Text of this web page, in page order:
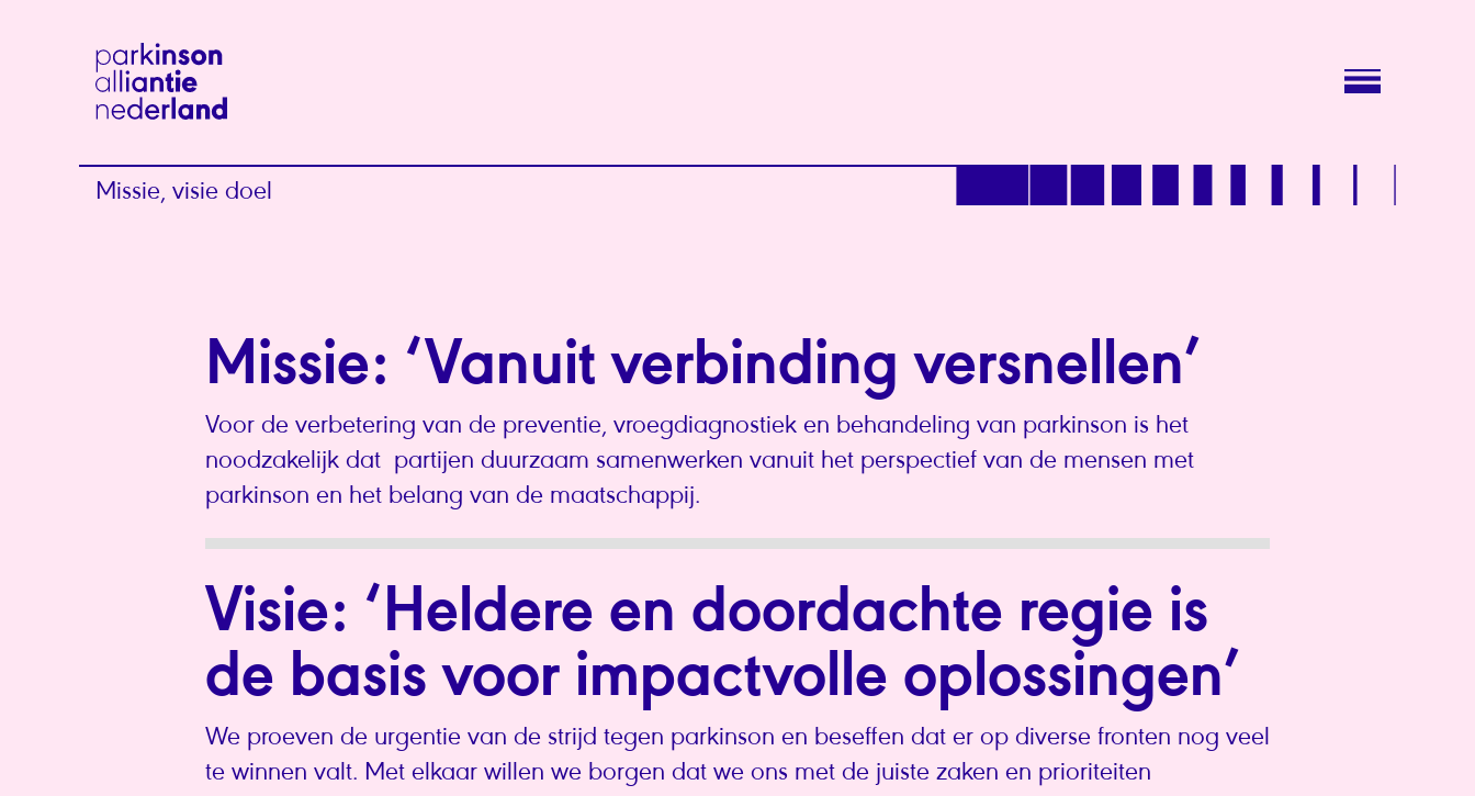
Missie, visie doel
Missie: ‘Vanuit verbinding versnellen’
Voor de verbetering van de preventie, vroegdiagnostiek en behandeling van parkinson is het
noodzakelijk dat partijen duurzaam samenwerken vanuit het perspectief van de mensen met
parkinson en het belang van de maatschappij.
Visie: ‘Heldere en doordachte regie is
de basis voor impactvolle oplossingen’
We proeven de urgentie van de strijd tegen parkinson en beseffen dat er op diverse fronten nog veel
te winnen valt. Met elkaar willen we borgen dat we ons met de juiste zaken en prioriteiten